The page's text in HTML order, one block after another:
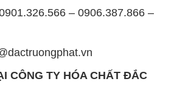
– 0906.387.866 –
CÔNG TY HÓA CHẤT ĐẮC